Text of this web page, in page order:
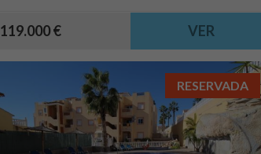
119.000 € VER
RESERVADA